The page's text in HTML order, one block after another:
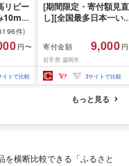
リピー
10mm
/ ≪ス
日以
容量
毎月
ふるさ
岩手
件)
円〜
イトで比較
[期間限定・寄付額見直
し][全国最多日本一い
1.5kg(150g×10個) い
て牛 × 岩中豚 ハンバー
グ 合挽き 合い挽き 黒
和牛 人気 冷凍 個包装
分け 冷凍 牛肉 豚肉 和
ビーフ ポーク はんば
ぐ 挽肉 お肉 ミンチ 肉
キング 1位 1万円以下
寄付金額 9,000
岩手県 盛岡市
3サイトで比較
もっと見る
横断比較できる「ふるさと